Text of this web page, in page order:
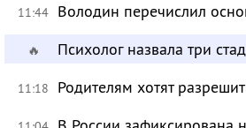
11:44 Володин перечислил
🔥 Психолог назвала три
11:18 Родителям хотят